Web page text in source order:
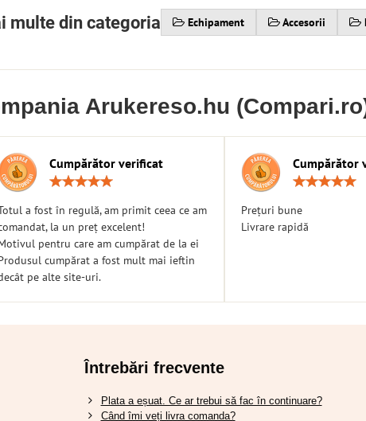
multe din categoria Echipament Accesorii
Arukereso.hu
Cumpărător verificat
/
5
a fost în regulă, am primit ceea ce am
la un preț excelent!
pentru care am cumpărat de la ei
cumpărat a fost mult mai ieftin
pe alte site-uri.
Cumpărător
Prețuri bune
Livrare rapidă
Întrebări frecvente
Plata a eșuat. Ce ar trebui să fac în continuare?
Când îmi veți livra comanda?